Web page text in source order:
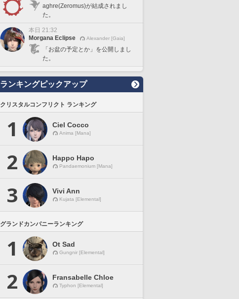
aghre(Zeromus)が結成されまし
た。
本日 21:32
Morgana Eclipse
Alexander [Gaia]
「お盆の予定とか」を公開しまし
た。
ランキングピックアップ
クリスタルコンフリクト ランキング
1 Ciel Cocco
Anima [Mana]
2 Happo Hapo
Pandaemonium [Mana]
3 Vivi Ann
Kujata [Elemental]
グランドカンパニーランキング
1 Ot Sad
Gungnir [Elemental]
2 Fransabelle Chloe
Typhon [Elemental]